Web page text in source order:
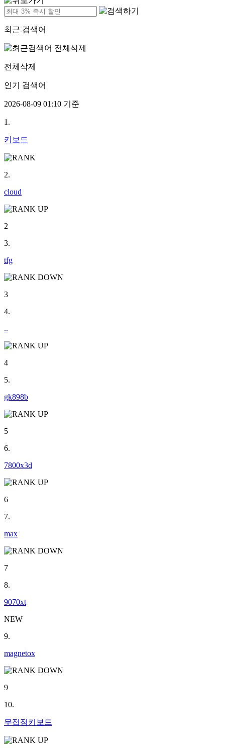
최근 검색어
전체삭제
인기 검색어
2026-08-09 01:10 기준
1.
키보드
2.
cloud
2
3.
tfg
3
4.
..
4
5.
gk898b
5
6.
7800x3d
6
7.
max
7
8.
9070xt
NEW
9.
magnetox
9
10.
무접점키보드